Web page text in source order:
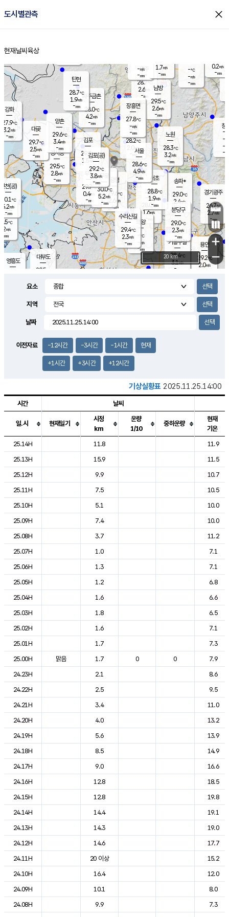
도시별관측 close
홈
현재날씨 육상
의도
℃
m/s
mm
영흥도
양주
28.7℃
2.6
-mm
과천
28.0℃
1.6m/s
- mm
용인
29.2℃
2.0m/s
경기광주
26.7℃
2.7m/s
-mm
3.8m/s
대부도
29.5
경서동
29.5℃
2.8m/s
-mm
파주금촌
28.0℃
4.2m/s
-mm
-℃
-m/s
-mm
대곶
29.7℃
2.5m/s
-mm
창
-
-m/
-
탄현
28.7℃
1.9m/s
-mm
0.2m/s
-mm
의왕
- ℃
-m/s
-mm
김포
29.3℃
1.5 m/s
mm
광명
29.6 ℃
2.6 m/s
-mm
부천
29.7℃
0.4m/s
-mm
양촌
29.6℃
3.4m/s
-mm
구로
30.0℃
5.2m/s
-mm
은평
28.2℃
2.0 m/s
- mm
노원
28.3℃
3.2m/s
-mm
송파*
29.0℃
2.4m/s
-mm
서초
28.8℃
1.9m/s
-mm
남방
29.5℃
2.6m/s
-mm
기흥구갈
28.4℃
3.1m/s
-
수리산길
29.4℃
2.3m/s
-mm
분당구
29.0℃
2.3m/s
-mm
장흥면
27.8℃
-m/s
-mm
-m/s
-mm
강화
27.9℃
3.2m/s
-mm
인천(공)
30.1℃
5.2m/s
-mm
김포(공)
29.2℃
3.8m/s
-mm
서울
28.6℃
4.9m/s
-mm
1.7m/s
-mm
+
−
20 km
요소
지역
날짜
이전자료 -12시간 -3시간 -1시간 현재
+1시간 +3시간 +12시간
기상실황표 2025.11.25.14:00
도시별 기상실황표로 지점, 날씨, 기온, 강수, 바람, 기압등을 안내한 표입
시간 날씨
일.시 현재일기
시정
km
운량
1/10
중하운량
현재
기온
25.14H
11.8
11.9
25.13H
15.9
11.5
25.12H
9.9
10.7
25.11H
7.5
10.5
25.10H
5.1
10.0
25.09H
7.4
10.0
25.08H
3.7
11.2
25.07H
1.0
7.1
25.06H
1.3
7.1
25.05H
1.2
6.8
25.04H
1.6
6.6
25.03H
1.8
6.5
25.02H
1.6
7.1
25.01H
1.7
7.3
25.00H
맑음 1.7 0 0
7.9
24.23H
2.1
8.6
24.22H
2.5
9.5
24.21H
3.4
11.0
24.20H
4.0
13.2
24.19H
5.6
13.9
24.18H
8.5
14.9
24.17H
9.0
16.6
24.16H
12.8
18.5
24.15H
12.8
19.8
24.14H
14.4
19.1
24.13H
14.3
19.0
24.12H
14.6
17.7
24.11H
20 이상
15.2
24.10H
16.4
12.0
24.09H
10.1
8.0
24.08H
9.9
7.3